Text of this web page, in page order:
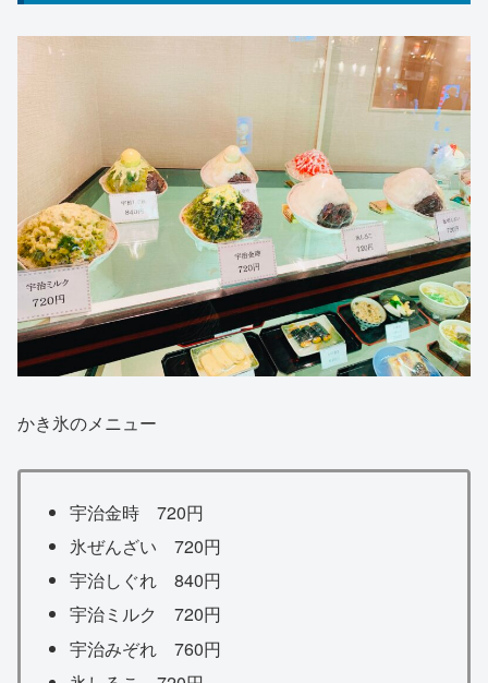
かき氷のメニュー
宇治金時 720円
氷ぜんざい 720円
宇治しぐれ 840円
宇治ミルク 720円
宇治みぞれ 760円